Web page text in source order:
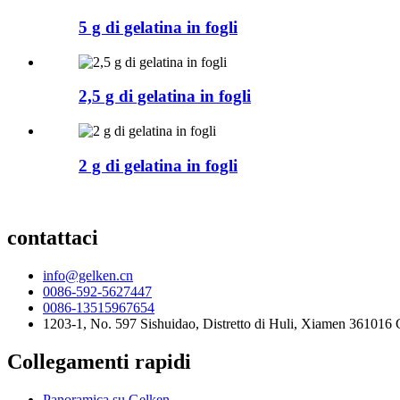
5 g di gelatina in fogli
2,5 g di gelatina in fogli
2 g di gelatina in fogli
contattaci
info@gelken.cn
0086-592-5627447
0086-13515967654
1203-1, No. 597 Sishuidao, Distretto di Huli, Xiamen 361016
Collegamenti rapidi